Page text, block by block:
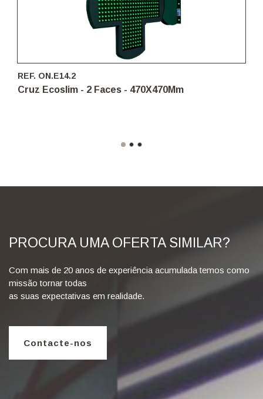
REF. ON.E14.2
Cruz Ecoslim - 2 Faces - 470X470Mm
PROCURA UMA OFERTA SIMILAR?
Com mais de 20 anos de experiência acumulada temos como
missão tornar todas
as suas expectativas em realidade.
Contacte-nos